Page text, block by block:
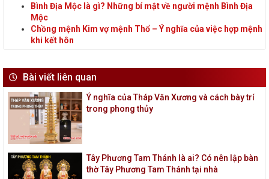
Bình Địa Mộc là gì? Những bí mật về người mệnh Bình Địa
Mộc
Chồng mệnh Kim vợ mệnh Thổ – Ý nghĩa của việc hợp mệnh
khi kết hôn
Bài viết liên quan
Ý nghĩa của Tháp Văn Xương và cách bày trí
trong phong thủy
Tây Phương Tam Thánh là ai? Có nên lập bàn
thờ Tây Phương Tam Thánh tại nhà